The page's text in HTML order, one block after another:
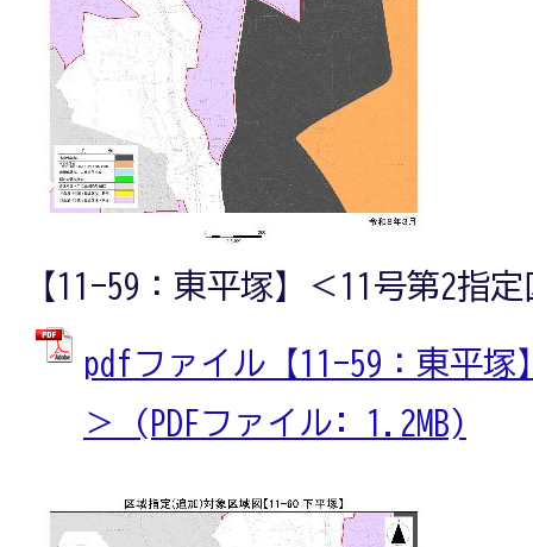
【11-59：東平塚】＜11号第2指
pdfファイル【11-59：東平塚
＞ (PDFファイル: 1.2MB)